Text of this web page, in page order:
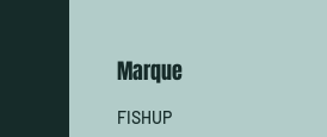
Marque
FISHUP